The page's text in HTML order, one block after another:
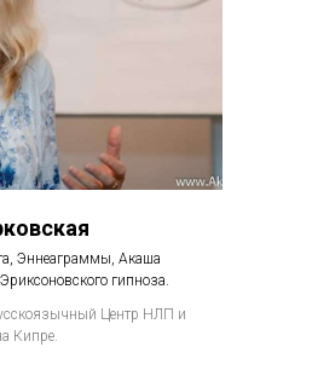
Эннеаграммы, Акаша
гипноза.
Центр НЛП и
Кипре.